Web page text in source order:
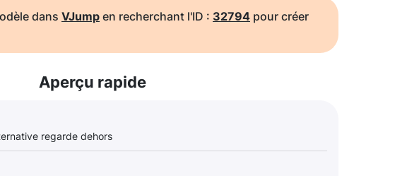
dans VJump en recherchant l'ID : 32794 pour créer
Aperçu rapide
regarde dehors